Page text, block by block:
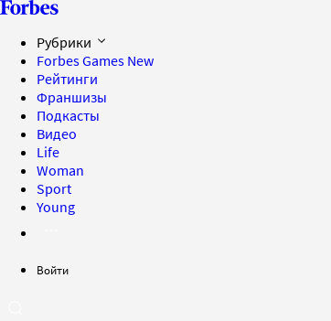
Рубрики
Forbes Games New
Рейтинги
Франшизы
Подкасты
Видео
Life
Woman
Sport
Young
Войти